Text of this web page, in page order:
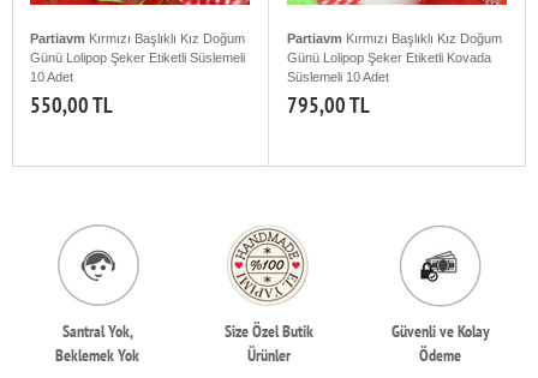
Partiavm Kırmızı Başlıklı Kız Doğum
Günü Lolipop Şeker Etiketli Süslemeli
10 Adet
550,00 TL
Partiavm Kırmızı Başlıklı Kız Doğum
Günü Lolipop Şeker Etiketli Kovada
Süslemeli 10 Adet
795,00 TL
Santral Yok,
Beklemek Yok
Size Özel Butik
Ürünler
Güvenli ve Kolay
Ödeme